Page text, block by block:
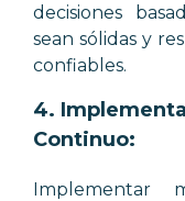
decisiones
sean sólidas y
confiables.
4.
Continuo:
Implementar